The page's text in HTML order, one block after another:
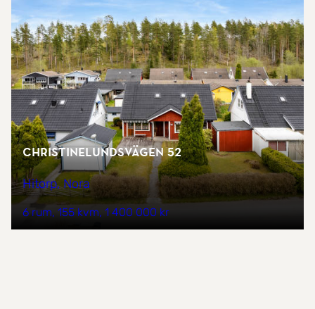
Christinelundsvägen 52
Hitorp, Nora
6 rum 155 kvm 1 400 000 kr